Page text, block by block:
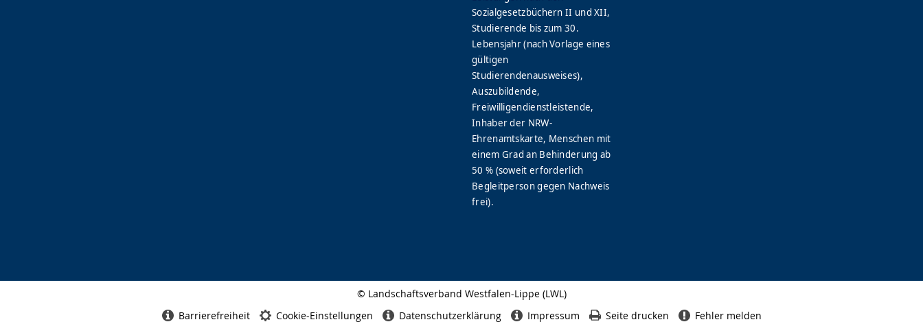
Sozialgesetzbüchern II und XII,
Studierende bis zum 30.
Lebensjahr (nach Vorlage eines
gültigen
Studierendenausweises),
Auszubildende,
Freiwilligendienstleistende,
Inhaber der NRW-
Ehrenamtskarte, Menschen mit
einem Grad an Behinderung ab
50 % (soweit erforderlich
Begleitperson gegen Nachweis
frei).
© Landschaftsverband Westfalen-Lippe (LWL)
Barrierefreiheit Cookie-Einstellungen Datenschutzerklärung Impressum Seite drucken Fehler melden